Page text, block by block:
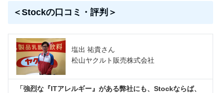
＜Stockの口コミ・評判＞
塩出 祐貴さん
松山ヤクルト販売株式会社
「強烈な『ITアレルギー』がある弊社にも、Stockならば、